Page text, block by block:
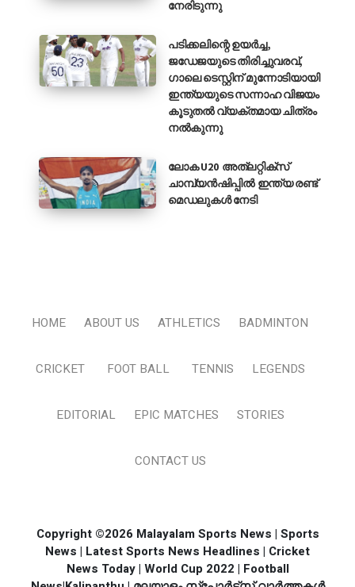
നേരിടുന്നു
പടിക്കലിന്റെ ഉയർച്ച,
ജഡേജയുടെ തിരിച്ചുവരവ്,
ഗാലെ ടെസ്റ്റിന് മുന്നോടിയായി
ഇന്ത്യയുടെ സന്നാഹ വിജയം
കൂടുതൽ വ്യക്തമായ ചിത്രം
നൽകുന്നു
ലോക U20 അത്‌ലറ്റിക്‌സ്
ചാമ്പ്യൻഷിപ്പിൽ ഇന്ത്യ രണ്ട്
മെഡലുകൾ നേടി
HOME ABOUT US ATHLETICS BADMINTON
CRICKET FOOT BALL TENNIS LEGENDS
EDITORIAL EPIC MATCHES STORIES
CONTACT US
Copyright ©2026 Malayalam Sports News | Sports
News | Latest Sports News Headlines | Cricket
News Today | World Cup 2022 | Football